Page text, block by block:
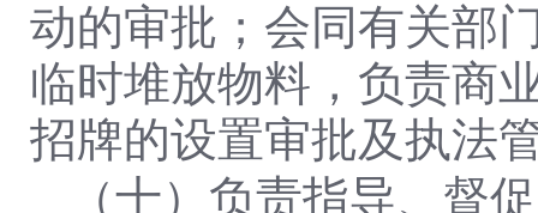
动的审批；会同有关部
临时堆放物料，负责商
招牌的设置审批及执法
（十）负责指导、督